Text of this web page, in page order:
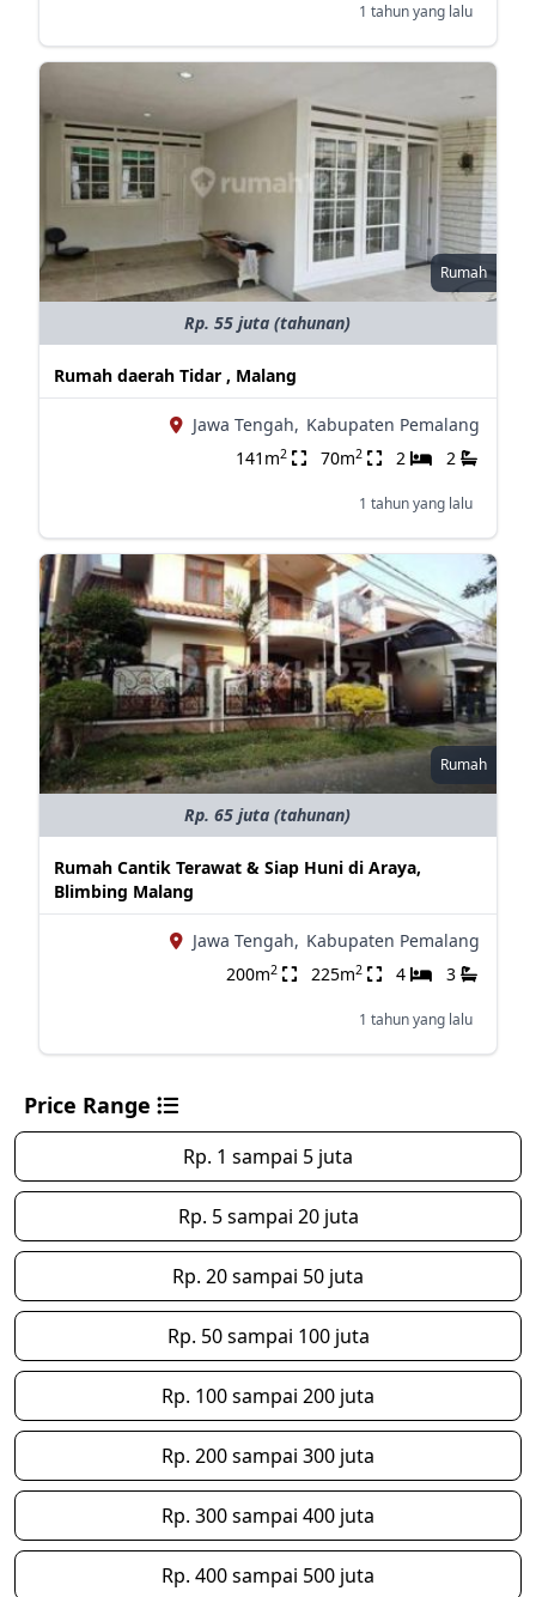
1 tahun yang lalu
Rumah
Rp. 55 juta (tahunan)
Rumah daerah Tidar , Malang
Jawa Tengah, Kabupaten Pemalang
141m2 70m2 2 2
1 tahun yang lalu
Rumah
Rp. 65 juta (tahunan)
Rumah Cantik Terawat & Siap Huni di Araya,
Blimbing Malang
Jawa Tengah, Kabupaten Pemalang
200m2 225m2 4 3
1 tahun yang lalu
Price Range
Rp. 1 sampai 5 juta
Rp. 5 sampai 20 juta
Rp. 20 sampai 50 juta
Rp. 50 sampai 100 juta
Rp. 100 sampai 200 juta
Rp. 200 sampai 300 juta
Rp. 300 sampai 400 juta
Rp. 400 sampai 500 juta